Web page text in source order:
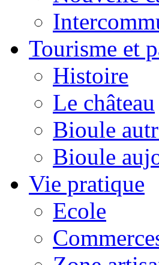
Tourisme et
Histoire
Le château
Bioule
Bioule
Vie pratique
Ecole